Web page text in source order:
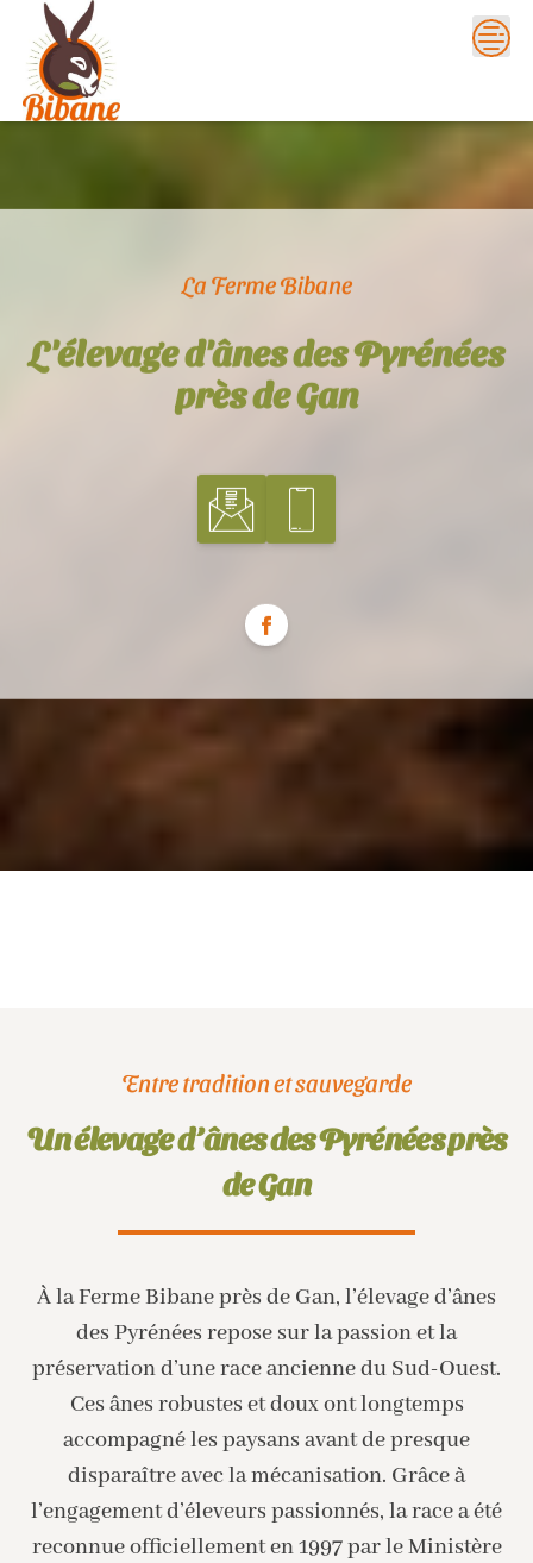
content
La Ferme Bibane
L'élevage d'ânes des Pyrénées
près de Gan
Entre tradition et sauvegarde
Un élevage d’ânes des Pyrénées près
de Gan
À la Ferme Bibane près de Gan, l’élevage d’ânes
des Pyrénées repose sur la passion et la
préservation d’une race ancienne du Sud-Ouest.
Ces ânes robustes et doux ont longtemps
accompagné les paysans avant de presque
disparaître avec la mécanisation. Grâce à
l’engagement d’éleveurs passionnés, la race a été
reconnue officiellement en 1997 par le Ministère